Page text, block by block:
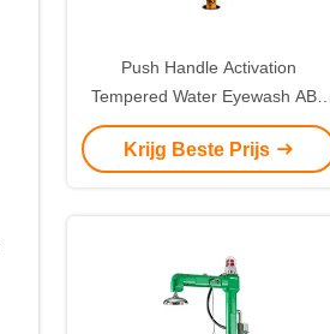
Push Handle Activation
Tempered Water Eyewash ABS
Plastic met geluid en licht alarm
Krijg Beste Prijs